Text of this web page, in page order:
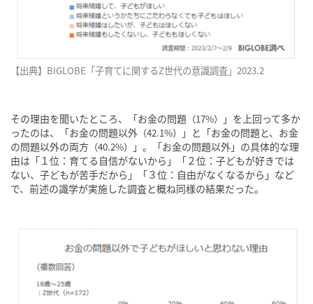
【出典】BIGLOBE「子育てに関するZ世代の意識調査」2023.2
その理由を聞いたところ、「お金の問題 （17%）
」を上回って多か
ったのは、「お金の問題以外 （42.1%）
」と「お金の問題と、お金
の問題以外の両方 （40.2%）
」。「お金の問題以外」の具体的な理
由は「１位：育てる自信がないから」「２位：子どもが好きでは
ない、子どもが苦手だから」「３位：自由がなくなるから」など
で、前述の識学が実施した調査と概ね同様の結果だった。